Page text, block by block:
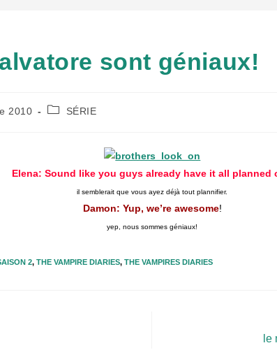
sont géniaux!
2010
PostSÉRIE
Elena: Sound like you guys already have it all planned
il semblerait que vous ayez déjà tout plannifier.
Damon: Yup, we’re awesome!
yep, nous sommes géniaux!
2, THE VAMPIRE DIARIES, THE VAMPIRES DIARIES
le